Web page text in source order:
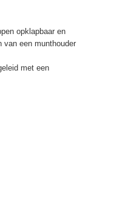
opklapbaar en
van een munthouder
met een